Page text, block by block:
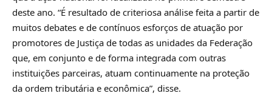
deste ano. “É resultado de criteriosa análise feita a partir de
muitos debates e de contínuos esforços de atuação por
promotores de Justiça de todas as unidades da Federação
que, em conjunto e de forma integrada com outras
instituições parceiras, atuam continuamente na proteção
da ordem tributária e econômica”, disse.